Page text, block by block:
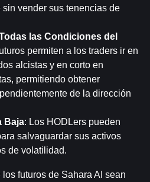
vender sus tenencias de
las Condiciones del
permiten a los traders ir en
alcistas y en corto en
permitiendo obtener
de la dirección
Baja: Los HODLers pueden
salvaguardar sus activos
de volatilidad.
futuros de Sahara AI sean